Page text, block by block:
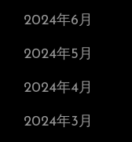
2024年6月
2024年5月
2024年4月
2024年3月